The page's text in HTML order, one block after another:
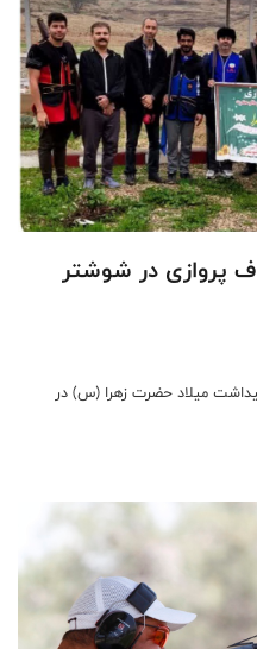
پروازی در شوشتر
میلاد حضرت زهرا (س) در